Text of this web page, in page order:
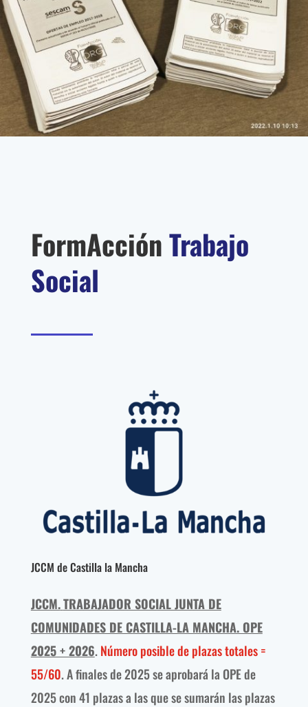
FormAcciónTrabajo
Social
JCCM de Castilla la Mancha
JCCM.TRABAJADOR SOCIAL JUNTA DE
COMUNIDADES DE CASTILLA-LA MANCHA. OPE
2025 + 2026.Número posible de plazas totales =
55/60. A finales de 2025 se aprobará la OPE de
2025 con 41 plazas a las que se sumarán las plazas